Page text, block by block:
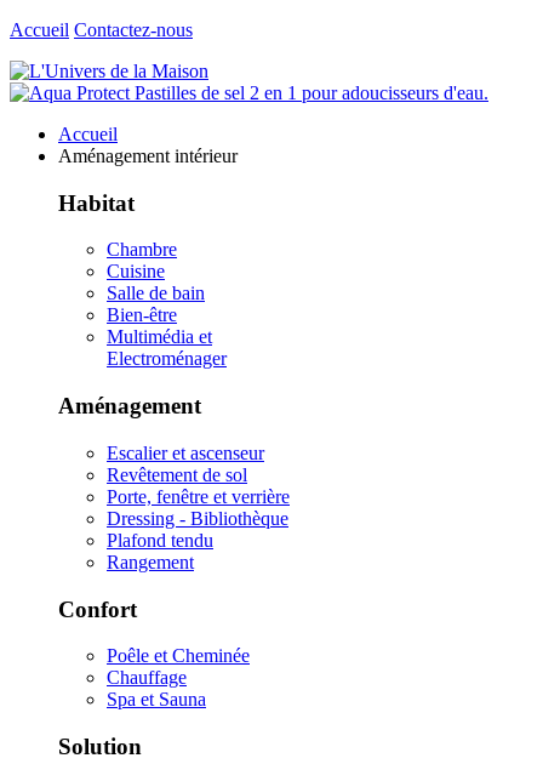
Accueil Contactez-nous
Accueil
Aménagement intérieur
Habitat
Chambre
Cuisine
Salle de bain
Bien-être
Multimédia et
Electroménager
Aménagement
Escalier et ascenseur
Revêtement de sol
Porte, fenêtre et verrière
Dressing - Bibliothèque
Plafond tendu
Rangement
Confort
Poêle et Cheminée
Chauffage
Spa et Sauna
Solution